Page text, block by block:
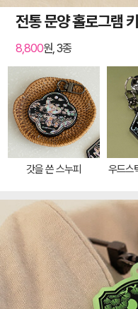
전통 문양 홀로그램
8,800원, 3종
갓을 쓴 스누피 우드스